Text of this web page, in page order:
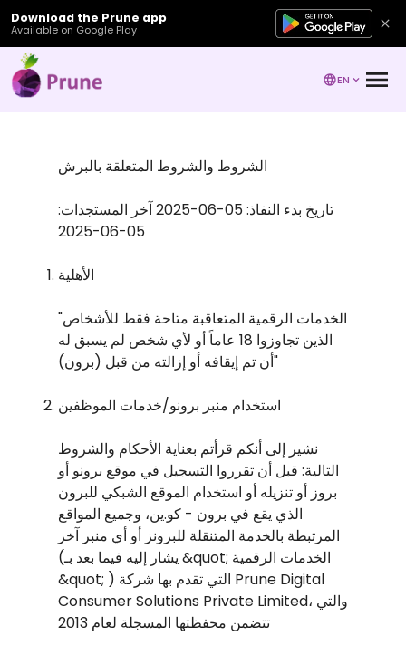
Download the Prune app
Available on Google Play
EN
الشروط والشروط المتعلقة بالبرش
تاريخ بدء النفاذ: 05-06-2025 آخر المستجدات:
05-06-2025
الأهلية
"الخدمات الرقمية المتعاقبة متاحة فقط للأشخاص
الذين تجاوزوا 18 عاماً أو لأي شخص لم يسبق له
أن تم إيقافه أو إزالته من قبل (برون)"
استخدام منبر برونو/خدمات الموظفين
نشير إلى أنكم قرأتم بعناية الأحكام والشروط
التالية: قبل أن تقرروا التسجيل في موقع برونو أو
بروز أو تنزيله أو استخدام الموقع الشبكي للبرون
الذي يقع في برون - كو.ين، وجميع المواقع
المرتبطة بالخدمة المتنقلة للبرونز أو أي منبر آخر
(يشار إليه فيما بعد بـ &quot; الخدمات الرقمية
&quot; ) التي تقدم بها شركة Prune Digital
Consumer Solutions Private Limited، والتي
تتضمن محفظتها المسجلة لعام 2013